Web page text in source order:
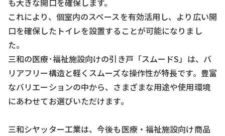
も大きな開口を確保します。
これにより、個室内のスペースを有効活用し、より広い開
口を確保したトイレを設置することが可能になりまし
た。
三和の医療･福祉施設向けの引き戸「スムードS」は、バ
リアフリー構造と軽くスムーズな操作性が特長です。豊富
なバリエーションの中から、さまざまな用途や使用環境
にあわせてお選びいただけます。
三和シヤッター工業は、今後も医療・福祉施設向け商品